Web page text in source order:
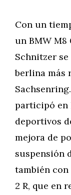
Con un
un BMW M8
Schnitzer
berlina más
participó en
deportivos
mejora de
suspensión
también
2 R, que en